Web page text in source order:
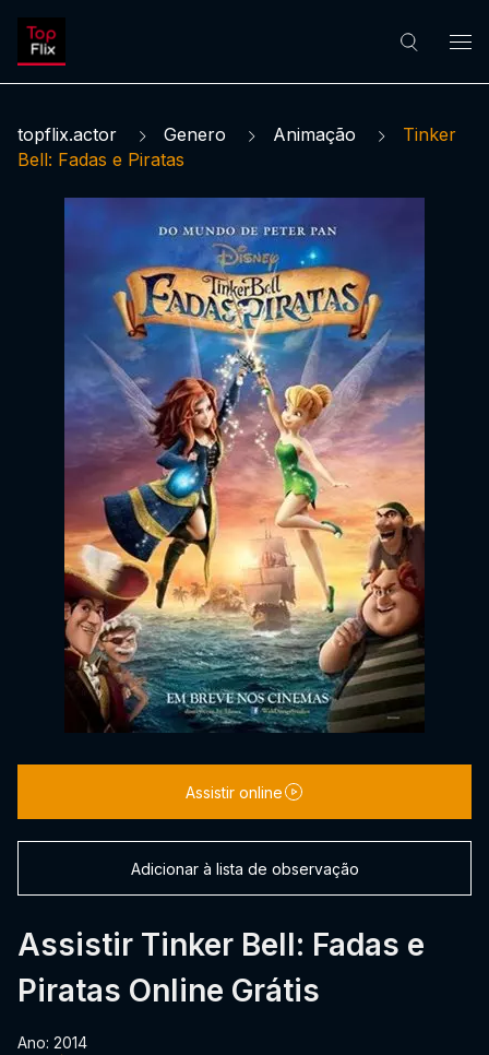
topflix.actor Genero Animação
Tinker
Bell: Fadas e Piratas
Assistir Tinker Bell: Fadas e
Piratas Online Grátis
Ano: 2014
Assistir online
Adicionar à lista de observação